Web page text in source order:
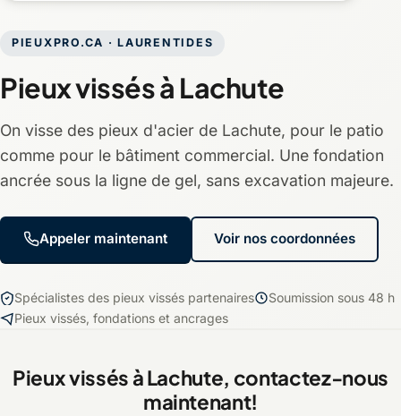
PIEUXPRO.CA · LAURENTIDES
Pieux vissés à Lachute
On visse des pieux d'acier de Lachute, pour le patio
comme pour le bâtiment commercial. Une fondation
ancrée sous la ligne de gel, sans excavation majeure.
Appeler maintenant Voir nos coordonnées
Spécialistes des pieux vissés partenaires
Soumission sous 48 h
Pieux vissés, fondations et ancrages
Pieux vissés à Lachute, contactez-nous
maintenant!